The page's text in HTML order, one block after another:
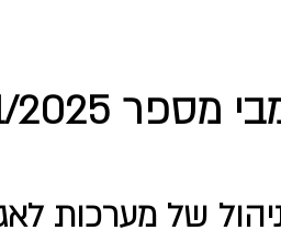
01/2025
של מערכות